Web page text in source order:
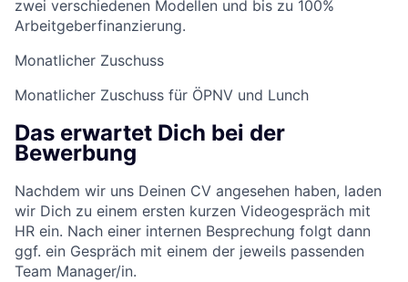
zwei verschiedenen Modellen und bis zu 100%
Arbeitgeberfinanzierung.
Monatlicher Zuschuss
Monatlicher Zuschuss für ÖPNV und Lunch
Das erwartet Dich bei der
Bewerbung
Nachdem wir uns Deinen CV angesehen haben, laden
wir Dich zu einem ersten kurzen Videogespräch mit
HR ein. Nach einer internen Besprechung folgt dann
ggf. ein Gespräch mit einem der jeweils passenden
Team Manager/in.